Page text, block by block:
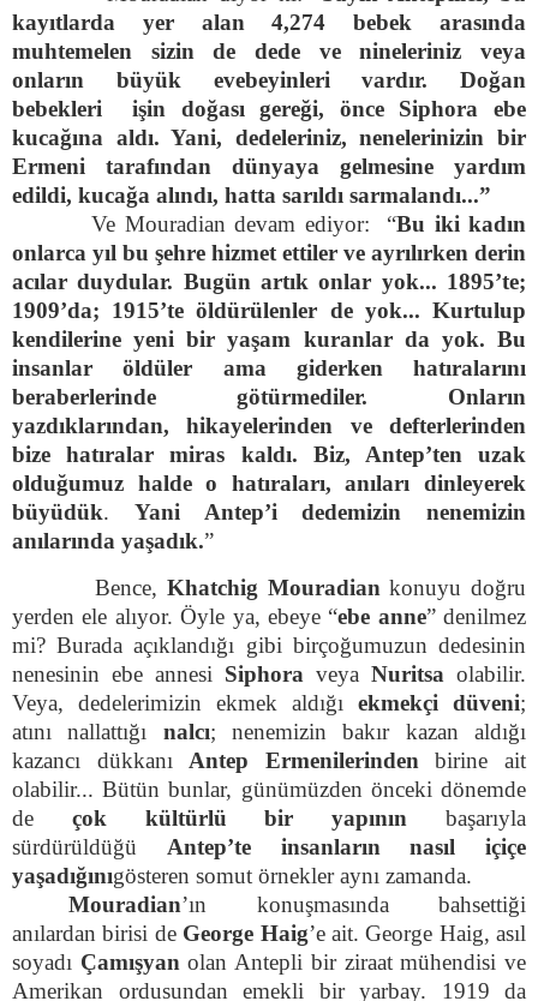
kayıtlarda yer alan 4,274 bebek arasında
muhtemelen sizin de dede ve nineleriniz veya
onların büyük evebeyinleri vardır. Doğan
bebekleri işin doğası gereği, önce Siphora ebe
kucağına aldı. Yani, dedeleriniz, nenelerinizin bir
Ermeni tarafından dünyaya gelmesine yardım
edildi, kucağa alındı, hatta sarıldı sarmalandı...”
Ve Mouradian devam ediyor: “Bu iki kadın
onlarca yıl bu şehre hizmet ettiler ve ayrılırken derin
acılar duydular. Bugün artık onlar yok... 1895’te;
1909’da; 1915’te öldürülenler de yok... Kurtulup
kendilerine yeni bir yaşam kuranlar da yok. Bu
insanlar öldüler ama giderken hatıralarını
beraberlerinde götürmediler. Onların
yazdıklarından, hikayelerinden ve defterlerinden
bize hatıralar miras kaldı. Biz, Antep’ten uzak
olduğumuz halde o hatıraları, anıları dinleyerek
büyüdük. Yani Antep’i dedemizin nenemizin
anılarında yaşadık.”
Bence, Khatchig Mouradian konuyu doğru
yerden ele alıyor. Öyle ya, ebeye “ebe anne” denilmez
mi? Burada açıklandığı gibi birçoğumuzun dedesinin
nenesinin ebe annesi Siphora veya Nuritsa olabilir.
Veya, dedelerimizin ekmek aldığı ekmekçi düveni;
atını nallattığı nalcı; nenemizin bakır kazan aldığı
kazancı dükkanı Antep Ermenilerinden birine ait
olabilir... Bütün bunlar, günümüzden önceki dönemde
de çok kültürlü bir yapının başarıyla
sürdürüldüğü Antep’te insanların nasıl içiçe
yaşadığınıgösteren somut örnekler aynı zamanda.
Mouradian’ın konuşmasında bahsettiği
anılardan birisi de George Haig’e ait. George Haig, asıl
soyadı Çamışyan olan Antepli bir ziraat mühendisi ve
Amerikan ordusundan emekli bir yarbay. 1919 da